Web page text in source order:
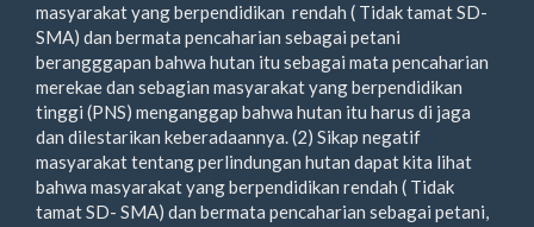
masyarakat yang berpendidikan rendah ( Tidak tamat SD-
SMA) dan bermata pencaharian sebagai petani
berangggapan bahwa hutan itu sebagai mata pencaharian
merekae dan sebagian masyarakat yang berpendidikan
tinggi (PNS) menganggap bahwa hutan itu harus di jaga
dan dilestarikan keberadaannya. (2) Sikap negatif
masyarakat tentang perlindungan hutan dapat kita lihat
bahwa masyarakat yang berpendidikan rendah ( Tidak
tamat SD- SMA) dan bermata pencaharian sebagai petani,